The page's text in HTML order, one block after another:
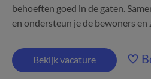
behoeften goed in de gaten.
en ondersteun je de bewoners en
Bekijk vacature